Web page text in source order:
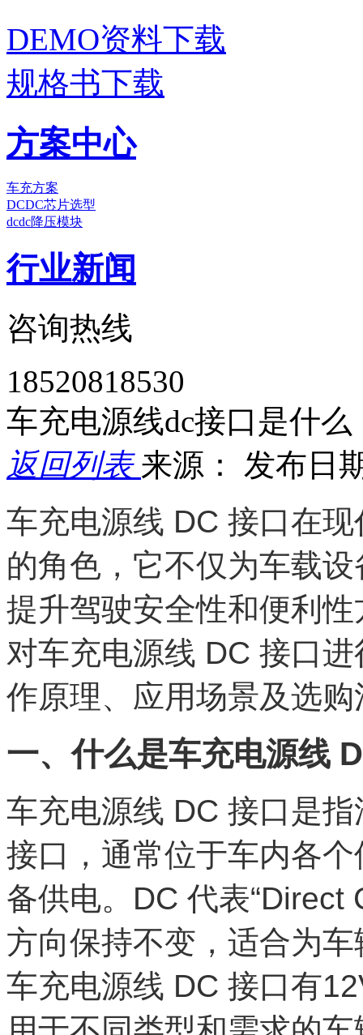
DEMO资料下载
规格书下载
方案中心
车充方案
DCDC芯片选型
dcdc降压模块
行业新闻
咨询热线
18520818530
车充电源线dc接口是什么
返回列表来源： 发布日
车充电源线 DC 接口在
的角色，它不仅为车载
提升驾驶安全性和便利
对车充电源线 DC 接口
作原理、应用场景及选
一、什么是车充电源线
车充电源线 DC 接口是
接口，通常位于车内各
备供电。DC 代表“Direct
方向保持不变，适合为
车充电源线 DC 接口有